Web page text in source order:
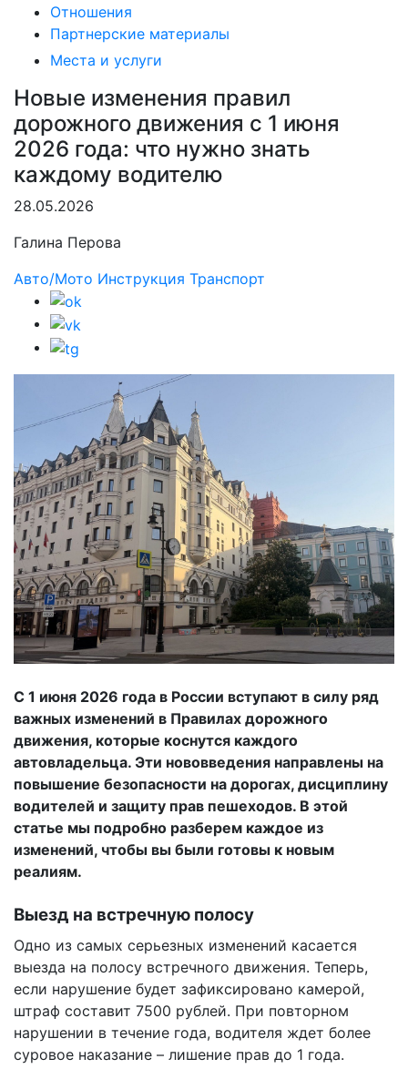
Отношения
Партнерские материалы
Места и услуги
Новые изменения правил
дорожного движения с 1 июня
2026 года: что нужно знать
каждому водителю
28.05.2026
Галина Перова
Авто/Мото Инструкция Транспорт
С 1 июня 2026 года в России вступают в силу ряд
важных изменений в Правилах дорожного
движения, которые коснутся каждого
автовладельца. Эти нововведения направлены на
повышение безопасности на дорогах, дисциплину
водителей и защиту прав пешеходов. В этой
статье мы подробно разберем каждое из
изменений, чтобы вы были готовы к новым
реалиям.
Выезд на встречную полосу
Одно из самых серьезных изменений касается
выезда на полосу встречного движения. Теперь,
если нарушение будет зафиксировано камерой,
штраф составит 7500 рублей. При повторном
нарушении в течение года, водителя ждет более
суровое наказание – лишение прав до 1 года.